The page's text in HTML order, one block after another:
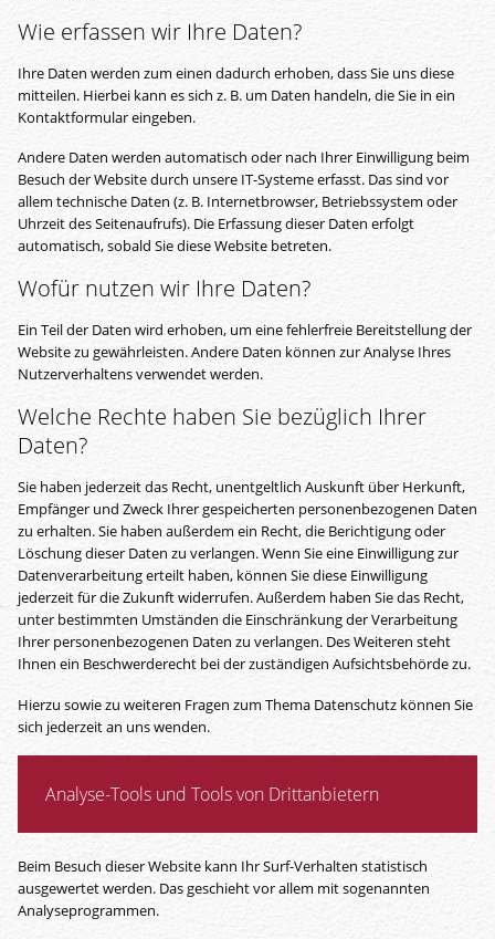
Wie erfassen wir Ihre Daten?
Ihre Daten werden zum einen dadurch erhoben, dass Sie uns diese
mitteilen. Hierbei kann es sich z. B. um Daten handeln, die Sie in ein
Kontaktformular eingeben.
Andere Daten werden automatisch oder nach Ihrer Einwilligung beim
Besuch der Website durch unsere IT-Systeme erfasst. Das sind vor
allem technische Daten (z. B. Internetbrowser, Betriebssystem oder
Uhrzeit des Seitenaufrufs). Die Erfassung dieser Daten erfolgt
automatisch, sobald Sie diese Website betreten.
Wofür nutzen wir Ihre Daten?
Ein Teil der Daten wird erhoben, um eine fehlerfreie Bereitstellung der
Website zu gewährleisten. Andere Daten können zur Analyse Ihres
Nutzerverhaltens verwendet werden.
Welche Rechte haben Sie bezüglich Ihrer
Daten?
Sie haben jederzeit das Recht, unentgeltlich Auskunft über Herkunft,
Empfänger und Zweck Ihrer gespeicherten personenbezogenen Daten
zu erhalten. Sie haben außerdem ein Recht, die Berichtigung oder
Löschung dieser Daten zu verlangen. Wenn Sie eine Einwilligung zur
Datenverarbeitung erteilt haben, können Sie diese Einwilligung
jederzeit für die Zukunft widerrufen. Außerdem haben Sie das Recht,
unter bestimmten Umständen die Einschränkung der Verarbeitung
Ihrer personenbezogenen Daten zu verlangen. Des Weiteren steht
Ihnen ein Beschwerderecht bei der zuständigen Aufsichtsbehörde zu.
Hierzu sowie zu weiteren Fragen zum Thema Datenschutz können Sie
sich jederzeit an uns wenden.
Analyse-Tools und Tools von Dritt­anbietern
Beim Besuch dieser Website kann Ihr Surf-Verhalten statistisch
ausgewertet werden. Das geschieht vor allem mit sogenannten
Analyseprogrammen.